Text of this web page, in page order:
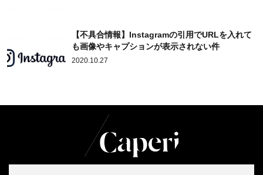
【不具合情報】Instagramの引用でURLを入れて
も画像やキャプションが表示されない件
2020.10.27